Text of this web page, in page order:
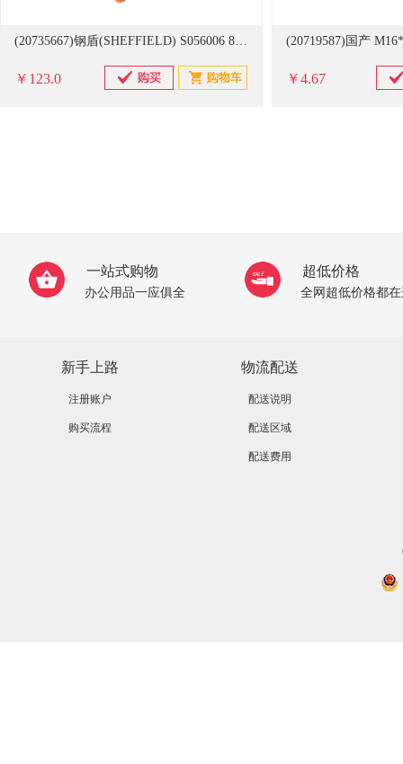
(20735667)钢盾(SHEFFIELD) S056006 8件套 螺丝刀组套(单位：套)
￥123.0 ￥4.67
一站式购物
办公用品一应俱全
超低价格
全网超低价格都
新手上路
注册账户
购买流程
物流配送
配送说明
配送区域
配送费用